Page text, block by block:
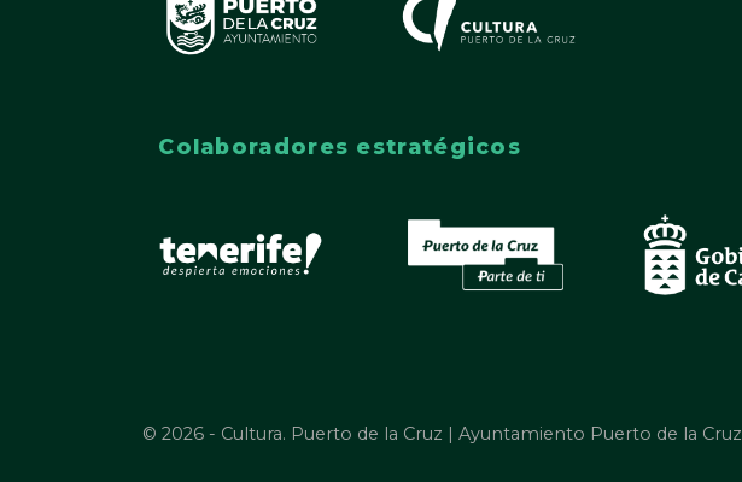
Colaboradores estratégicos
© 2026 - Cultura. Puerto de la Cruz | Ayuntamiento Puerto de la Cruz